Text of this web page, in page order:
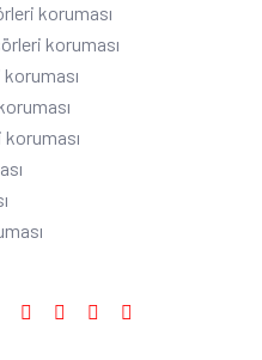
koruması
koruması
koruması